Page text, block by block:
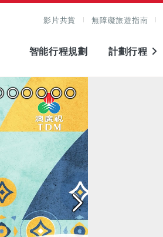
影片共賞 無障礙旅遊指南
智能行程規劃 計劃行程